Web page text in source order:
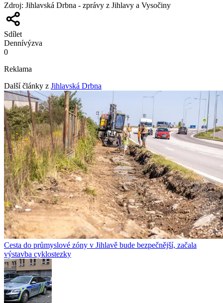
Zdroj: Jihlavská Drbna - zprávy z Jihlavy a Vysočiny
Sdílet
Dennívýzva
0
Reklama
Další články z Jihlavská Drbna
Cesta do průmyslové zóny v Jihlavě bude bezpečnější, začala
výstavba cyklostezky